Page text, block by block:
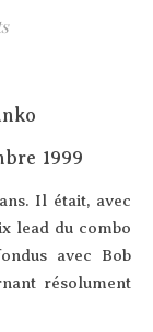
1999
Il était, avec
lead du com­bo
avec Bob
réso­lu­ment